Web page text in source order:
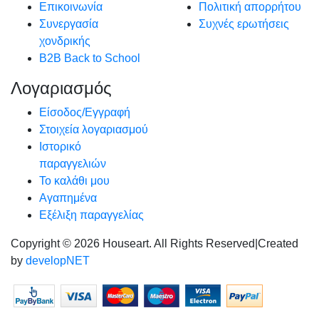
Επικοινωνία
Συνεργασία
χονδρικής
B2B Back to School
Πολιτική απορρήτου
Συχνές ερωτήσεις
Λογαριασμός
Είσοδος/Εγγραφή
Στοιχεία λογαριασμού
Ιστορικό
παραγγελιών
Το καλάθι μου
Αγαπημένα
Εξέλιξη παραγγελίας
Copyright © 2026 Houseart. All Rights Reserved Created
by developNET